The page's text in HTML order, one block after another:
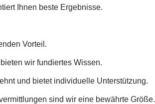
Ihnen beste Ergebnisse.
Vorteil.
wir fundiertes Wissen.
und bietet individuelle Unterstützung.
sind wir eine bewährte Größe.